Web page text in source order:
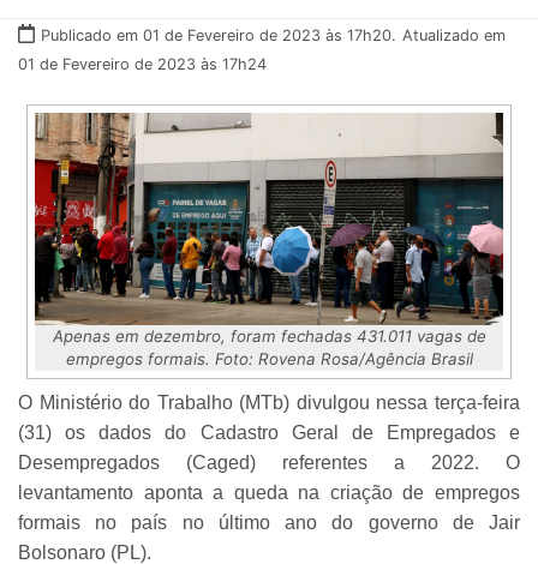
Publicado em 01 de Fevereiro de 2023 às 17h20. Atualizado em
01 de Fevereiro de 2023 às 17h24
Apenas em dezembro, foram fechadas 431.011 vagas de
empregos formais. Foto: Rovena Rosa/Agência Brasil
O Ministério do Trabalho (MTb) divulgou nessa terça-feira
(31) os dados do Cadastro Geral de Empregados e
Desempregados (Caged) referentes a 2022. O
levantamento aponta a queda na criação de empregos
formais no país no último ano do governo de Jair
Bolsonaro (PL).